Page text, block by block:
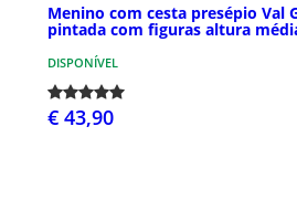
Menino com cesta presépio Val
pintada com figuras altura
DISPONÍVEL
€ 43,90